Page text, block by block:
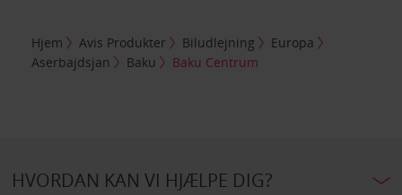
Hjem Avis Produkter Biludlejning
Europa
Aserbajdsjan
Baku Baku Centrum
HVORDAN KAN VI HJÆLPE DIG?